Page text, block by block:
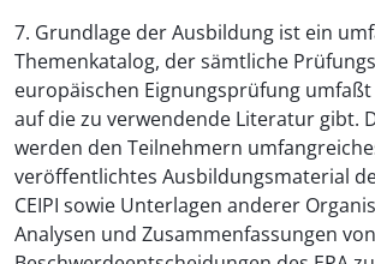
7. Grundlage der Ausbildung ist ein
Themenkatalog, der sämtliche
europäischen Eignungsprüfung
auf die zu verwendende Literatur gibt.
werden den Teilnehmern
veröffentlichtes Ausbildungsmaterial
CEIPI sowie Unterlagen anderer
Analysen und Zusammenfassungen von